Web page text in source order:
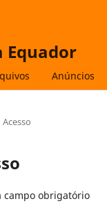
Equador
Anúncios
Acesso
campo obrigatório